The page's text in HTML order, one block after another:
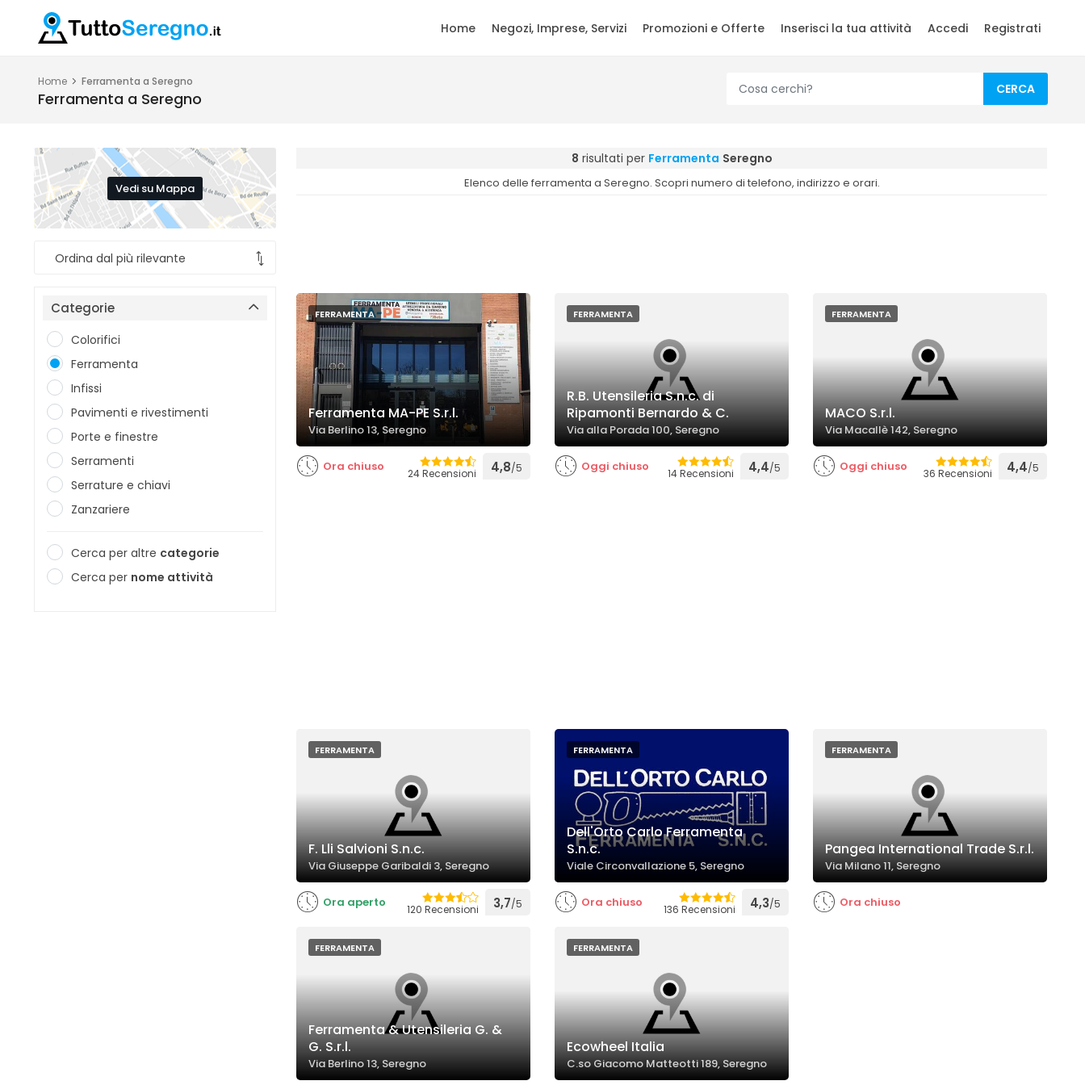
Home Negozi, Imprese, Servizi Promozioni e Offerte Inserisci la tua attività Accedi Registrati
Home Ferramenta a Seregno
Ferramenta a Seregno
CERCA
Vedi su Mappa
Categorie
Colorifici
Ferramenta
Infissi
Pavimenti e rivestimenti
Porte e finestre
Serramenti
Serrature e chiavi
Zanzariere
Cerca per altre categorie
Cerca per nome attività
8 risultati per Ferramenta Seregno
Elenco delle ferramenta a Seregno. Scopri numero di telefono, indirizzo e orari.
FERRAMENTA
Ferramenta MA-PE S.r.l.
Via Berlino 13, Seregno
Ora chiuso 24 Recensioni 4,8/5
FERRAMENTA
R.B. Utensileria S.n.c. di
Ripamonti Bernardo & C.
Via alla Porada 100, Seregno
Oggi chiuso 14 Recensioni 4,4/5
FERRAMENTA
MACO S.r.l.
Via Macallè 142, Seregno
Oggi chiuso 36 Recensioni 4,4/5
FERRAMENTA
F. Lli Salvioni S.n.c.
Via Giuseppe Garibaldi 3, Seregno
Ora aperto 120 Recensioni 3,7/5
FERRAMENTA
Dell'Orto Carlo Ferramenta
S.n.c.
Viale Circonvallazione 5, Seregno
Ora chiuso 136 Recensioni 4,3/5
FERRAMENTA
Pangea International Trade S.r.l.
Via Milano 11, Seregno
Ora chiuso
FERRAMENTA
Ferramenta & Utensileria G. &
G. S.r.l.
Via Berlino 13, Seregno
FERRAMENTA
Ecowheel Italia
C.so Giacomo Matteotti 189, Seregno